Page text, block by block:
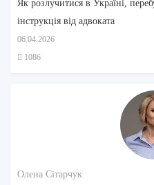
Як розлучитися в Україні,
інструкція від адвоката
06.04.2026
1086
Олена Сітарчук